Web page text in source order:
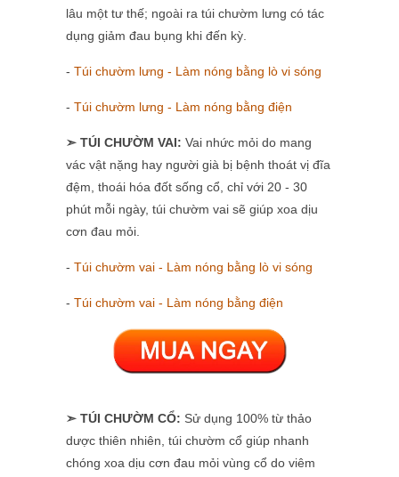
lâu một tư thế; ngoài ra túi chườm lưng có tác
dụng giảm đau bụng khi đến kỳ.
- Túi chườm lưng - Làm nóng bằng lò vi sóng
- Túi chườm lưng - Làm nóng bằng điện
➣ TÚI CHƯỜM VAI: Vai nhức mỏi do mang
vác vật nặng hay người già bị bệnh thoát vị đĩa
đệm, thoái hóa đốt sống cổ, chỉ với 20 - 30
phút mỗi ngày, túi chườm vai sẽ giúp xoa dịu
cơn đau mỏi.
- Túi chườm vai - Làm nóng bằng lò vi sóng
- Túi chườm vai - Làm nóng bằng điện
➣ TÚI CHƯỜM CỔ: Sử dụng 100% từ thảo
dược thiên nhiên, túi chườm cổ giúp nhanh
chóng xoa dịu cơn đau mỏi vùng cổ do viêm